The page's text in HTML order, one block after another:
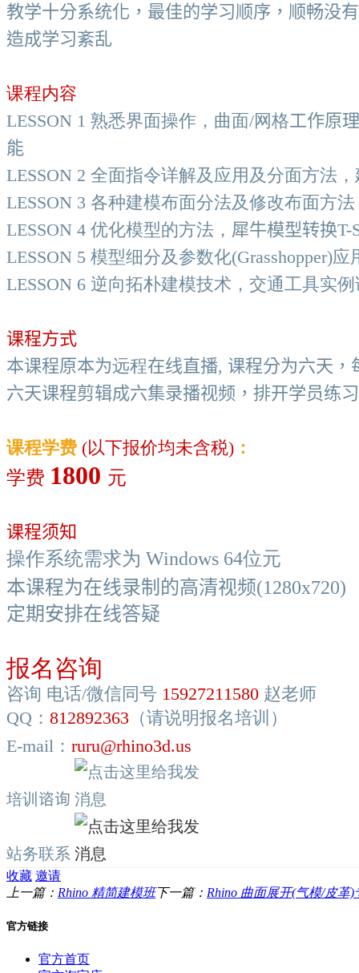
教学十分系统化，最佳的学习顺序，顺畅没
造成学习紊乱
课程内容
LESSON 1 熟悉界面操作， 曲面/网格工作原
能
LESSON 2 全面指令详解及应用 及分面方法
LESSON 3 各种建模布面分法及修改布面方法
LESSON 4 优化模型的方法， 犀牛模型转换T-
LESSON 5 模型细分及参数化(Grasshopper)应
LESSON 6 逆向拓朴建模技术，交通工具实
课程方式
本课程原本为远程在线直播, 课程分为六天，
六天课程剪辑成六集录播视频，排开学员练
课程学费 (以下报价均未含税) ：
学费 1800 元
课程须知
操作系统需求为 Windows 64位元
本课程为在线录制的高清视频(1280x720)
定期安排在线答疑
报名咨询
咨询 电话/微信同号 15927211580 赵老师
QQ： 812892363 （请说明报名培训）
E-mail： ruru@rhino3d.us
培训 谘询
站务联系
收藏 邀请
上一篇： Rhino 精简建模班下一篇： Rhino 曲面展开(气模/皮革)
官方链接
官方首页